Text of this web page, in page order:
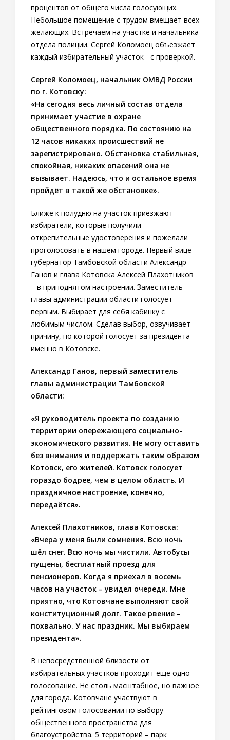
процентов от общего числа голосующих.
Небольшое помещение с трудом вмещает всех
желающих. Встречаем на участке и начальника
отдела полиции. Сергей Коломоец объезжает
каждый избирательный участок - с проверкой.
Сергей Коломоец, начальник ОМВД России
по г. Котовску:
«На сегодня весь личный состав отдела
принимает участие в охране
общественного порядка. По состоянию на
12 часов никаких происшествий не
зарегистрировано. Обстановка стабильная,
спокойная, никаких опасений она не
вызывает. Надеюсь, что и остальное время
пройдёт в такой же обстановке».
Ближе к полудню на участок приезжают
избиратели, которые получили
открепительные удостоверения и пожелали
проголосовать в нашем городе. Первый вице-
губернатор Тамбовской области Александр
Ганов и глава Котовска Алексей Плахотников
– в приподнятом настроении. Заместитель
главы администрации области голосует
первым. Выбирает для себя кабинку с
любимым числом. Сделав выбор, озвучивает
причину, по которой голосует за президента -
именно в Котовске.
Александр Ганов, первый заместитель
главы администрации Тамбовской
области:
«Я руководитель проекта по созданию
территории опережающего социально-
экономического развития. Не могу оставить
без внимания и поддержать таким образом
Котовск, его жителей. Котовск голосует
гораздо бодрее, чем в целом область. И
праздничное настроение, конечно,
передаётся».
Алексей Плахотников, глава Котовска:
«Вчера у меня были сомнения. Всю ночь
шёл снег. Всю ночь мы чистили. Автобусы
пущены, бесплатный проезд для
пенсионеров. Когда я приехал в восемь
часов на участок – увидел очереди. Мне
приятно, что Котовчане выполняют свой
конституционный долг. Такое рвение –
похвально. У нас праздник. Мы выбираем
президента».
В непосредственной близости от
избирательных участков проходит ещё одно
голосование. Не столь масштабное, но важное
для города. Котовчане участвуют в
рейтинговом голосовании по выбору
общественного пространства для
благоустройства. 5 территорий – парк